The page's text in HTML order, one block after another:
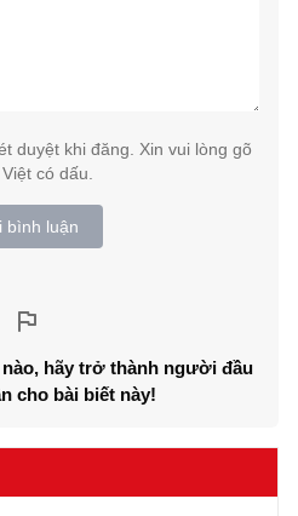
duyệt khi đăng. Xin vui lòng gõ
có dấu.
bình luận
hãy trở thành người đầu
cho bài biết này!